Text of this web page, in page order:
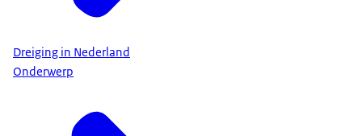
kun je bellen met het nationale
• Heb je nog internet op je telefoon op tablet?
Kijk dan op
Dreiging in Nederland
Onderwerp